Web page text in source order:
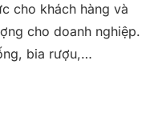
cho khách hàng và
cho doanh nghiệp.
bia rượu,…